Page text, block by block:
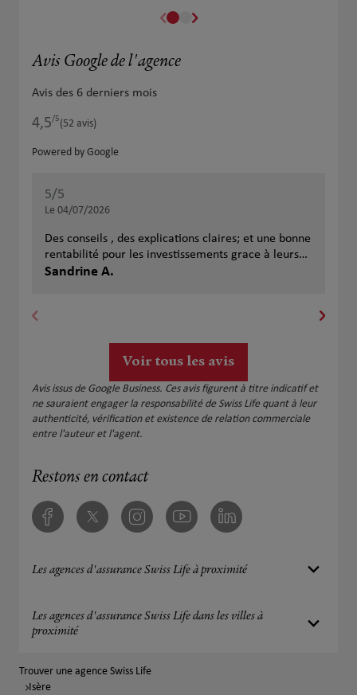
Avis Google de l'agence
Avis des 6 derniers mois
4,5/5Note de 4.5 sur 5
(52 avis)
Powered by Google
5/5
Le 04/07/2026
Des conseils , des explications claires; et une bonne
rentabilité pour les investissements grace à leurs
expertises. En plus, 2 personnes à l'écoute et très
Sandrine A.
Voir tous les avis
Avis issus de Google Business. Ces avis figurent à titre indicatif et
ne sauraient engager la responsabilité de Swiss Life quant à leur
authenticité, vérification et existence de relation commerciale
entre l'auteur et l'agent.
Restons en contact
FacebookTwitter InstagramYoutube Linkedin
Les agences d'assurance Swiss Life à proximité
Les agences d'assurance Swiss Life dans les villes à
proximité
Trouver une agence Swiss Life
Isère